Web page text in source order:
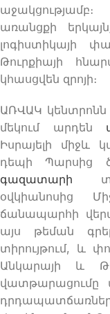
առանցքի
լոգիստիկայի
Թուրքիայի
կհասցվեն զրոյի։
ԱՌՎԱԿ
մեկում արդեն
Իսրայելի միջև
դեպի Պարսից
գազատարի
օվկիանոսից
ճանապարհի
այս թեման
տիրույթում, և
Անկարայի և
վատթարացումը